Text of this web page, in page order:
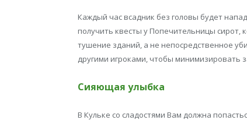
Каждый час всадник без головы будет
получить квесты у Попечительницы сирот,
тушение зданий, а не непосредственное
другими игроками, чтобы минимизировать
Сияющая улыбка
В Кульке со сладостями Вам должна